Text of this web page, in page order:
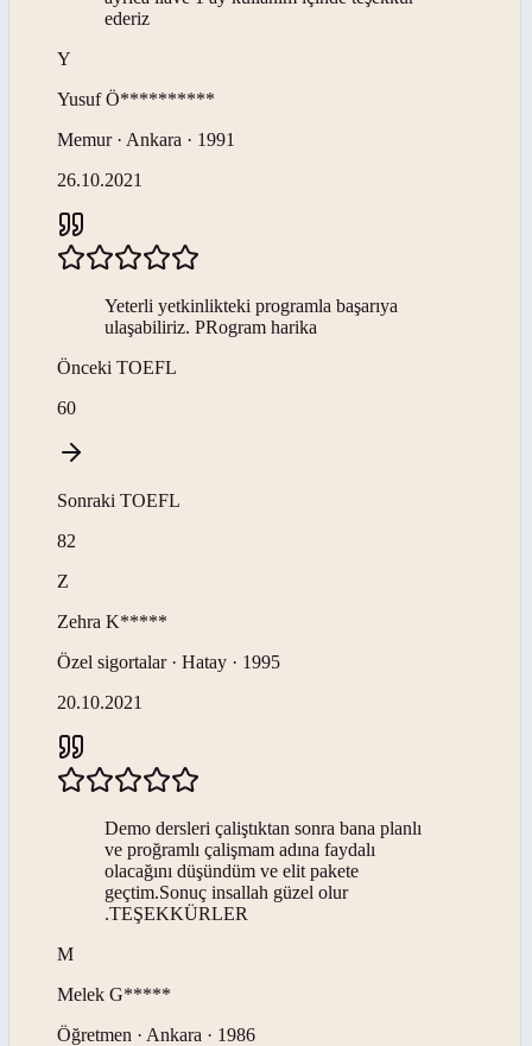
ederiz
Y
Yusuf Ö**********
Memur · Ankara · 1991
26.10.2021
Yeterli yetkinlikteki programla başarıya
ulaşabiliriz. PRogram harika
Önceki TOEFL
60
Sonraki TOEFL
82
Z
Zehra K*****
Özel sigortalar · Hatay · 1995
20.10.2021
Demo dersleri çaliştıktan sonra bana planlı
ve proğramlı çalişmam adına faydalı
olacağını düşündüm ve elit pakete
geçtim.Sonuç insallah güzel olur
.TEŞEKKÜRLER
M
Melek G*****
Öğretmen · Ankara · 1986